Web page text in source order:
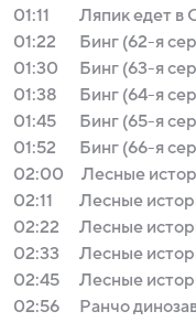
01:11
Ляпик едет в
01:22
Бинг (62-я
01:30
Бинг (63-я
01:38
Бинг (64-я
01:45
Бинг (65-я
01:52
Бинг (66-я
02:00
Лесные
02:11
Лесные
02:22
Лесные
02:33
Лесные
02:45
Лесные
02:56
Ранчо